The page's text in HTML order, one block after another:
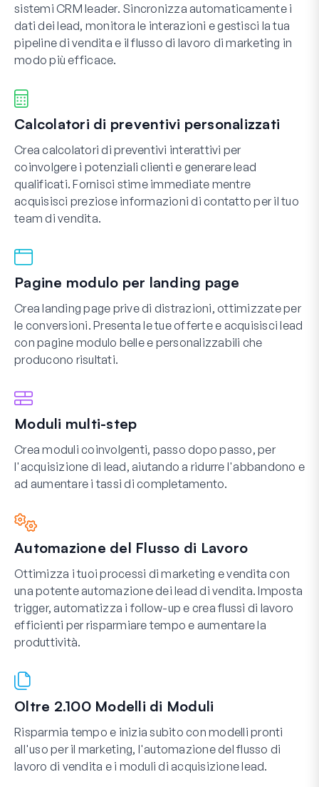
sistemi CRM leader. Sincronizza automaticamente i
dati dei lead, monitora le interazioni e gestisci la tua
pipeline di vendita e il flusso di lavoro di marketing in
modo più efficace.
Calcolatori di preventivi personalizzati
Crea calcolatori di preventivi interattivi per
coinvolgere i potenziali clienti e generare lead
qualificati. Fornisci stime immediate mentre
acquisisci preziose informazioni di contatto per il tuo
team di vendita.
Pagine modulo per landing page
Crea landing page prive di distrazioni, ottimizzate per
le conversioni. Presenta le tue offerte e acquisisci lead
con pagine modulo belle e personalizzabili che
producono risultati.
Moduli multi-step
Crea moduli coinvolgenti, passo dopo passo, per
l'acquisizione di lead, aiutando a ridurre l'abbandono e
ad aumentare i tassi di completamento.
Automazione del Flusso di Lavoro
Ottimizza i tuoi processi di marketing e vendita con
una potente automazione dei lead di vendita. Imposta
trigger, automatizza i follow-up e crea flussi di lavoro
efficienti per risparmiare tempo e aumentare la
produttività.
Oltre 2.100 Modelli di Moduli
Risparmia tempo e inizia subito con modelli pronti
all'uso per il marketing, l'automazione del flusso di
lavoro di vendita e i moduli di acquisizione lead.